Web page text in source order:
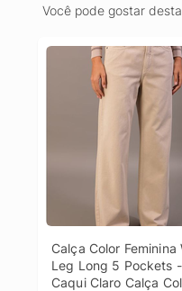
Você pode gostar
Calça Color Feminina
Leg Long 5 Pockets -
Caqui Claro Calça